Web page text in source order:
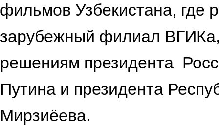
фильмов Узбекистана, где
зарубежный филиал ВГИКа,
решениям президента
Путина и президента
Мирзиёева.